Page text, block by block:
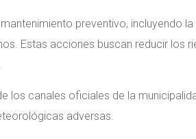
preventivo, incluyendo la
Estas acciones buscan reducir los
los canales oficiales de la
adversas.